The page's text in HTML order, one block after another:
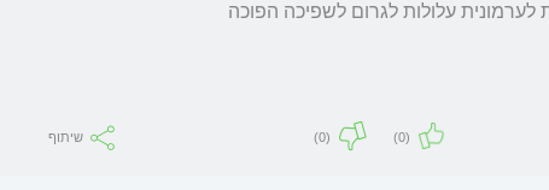
עלולות לגרום לשפיכה הפוכה
(0)
(0) שיתוף